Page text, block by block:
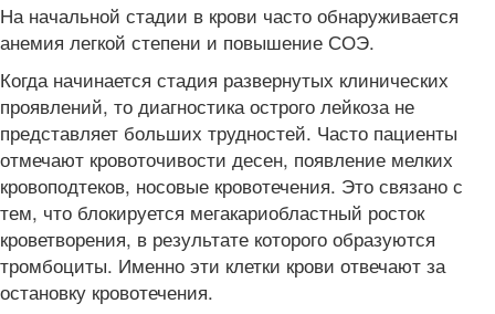
На начальной стадии в крови часто обнаруживается
анемия легкой степени и повышение СОЭ.
Когда начинается стадия развернутых клинических
проявлений, то диагностика острого лейкоза не
представляет больших трудностей. Часто пациенты
отмечают кровоточивости десен, появление мелких
кровоподтеков, носовые кровотечения. Это связано с
тем, что блокируется мегакариобластный росток
кроветворения, в результате которого образуются
тромбоциты. Именно эти клетки крови отвечают за
остановку кровотечения.